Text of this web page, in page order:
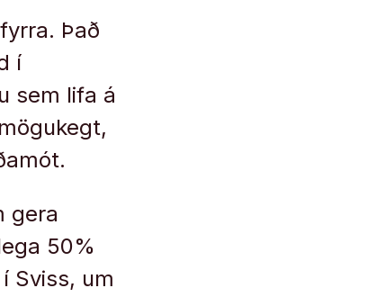
Það
í
sem lifa á
gera
50%
Sviss, um